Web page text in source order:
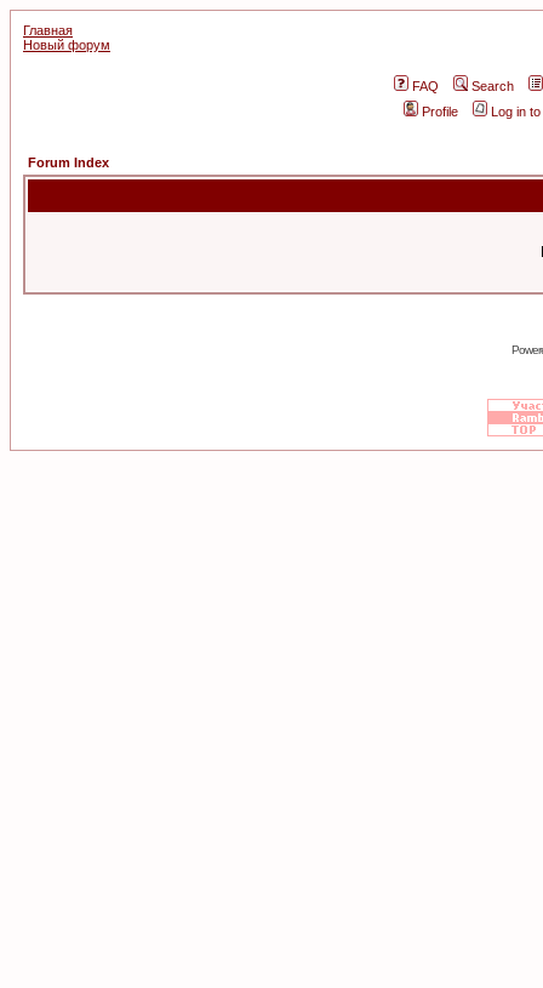
Главная
Новый форум
FAQ
Search
Profile
Log in
Forum Index